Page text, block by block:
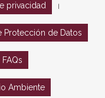
privacidad
Protección de Datos
FAQs
Ambiente